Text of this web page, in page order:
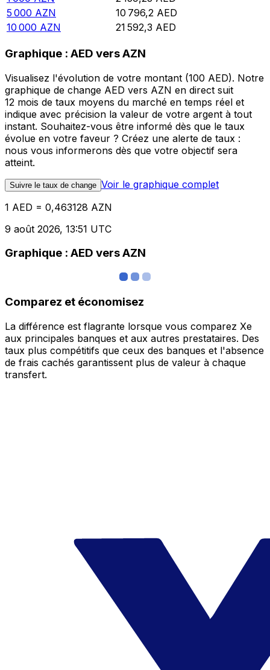
5 000 AZN 10 796,2 AED
10 000 AZN 21 592,3 AED
Graphique : AED vers AZN
Visualisez l'évolution de votre montant (100 AED). Notre
graphique de change AED vers AZN en direct suit
12 mois de taux moyens du marché en temps réel et
indique avec précision la valeur de votre argent à tout
instant. Souhaitez-vous être informé dès que le taux
évolue en votre faveur ? Créez une alerte de taux :
nous vous informerons dès que votre objectif sera
atteint.
Suivre le taux de change Voir le graphique complet
1 AED = 0,463128 AZN
9 août 2026, 13:51 UTC
Graphique : AED vers AZN
Comparez et économisez
La différence est flagrante lorsque vous comparez Xe
aux principales banques et aux autres prestataires. Des
taux plus compétitifs que ceux des banques et l'absence
de frais cachés garantissent plus de valeur à chaque
transfert.